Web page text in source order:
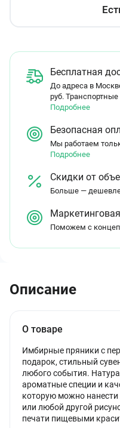
Бесплатная
До адреса в
руб.
Подробнее
Безопасная
Мы работаем
Подробнее
Скидки от
Больше —
Поможем с
Описание
О товаре
Имбирные пряники с
подарок, стильный
любого события.
ароматные специи и
которую можно
или любой другой
печати пищевыми